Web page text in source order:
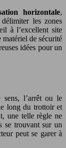
horizontale,
les zones
à l’excellent site
de sécurité
idées pour un
sens, l’arrêt ou le
long du trottoir et
une telle règle ne
se trouvant sur un
peut se garer à